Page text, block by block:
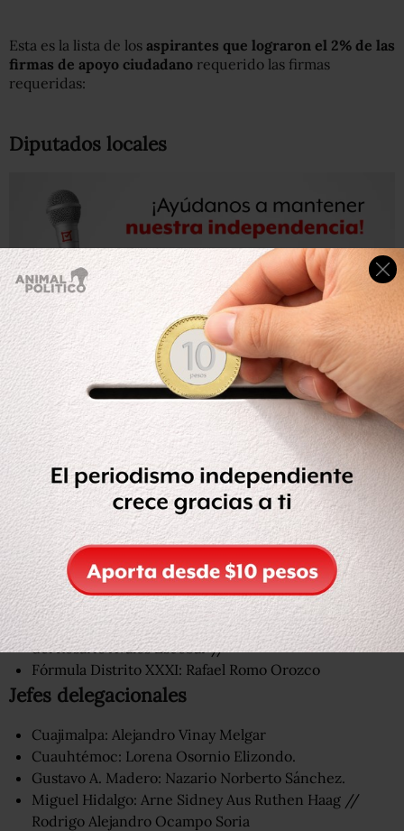
Esta es la lista de los aspirantes que lograron el 2% de las
firmas de apoyo ciudadano requerido las firmas
requeridas:
Diputados locales
Fórmula Distrito VII: Judith Barrios Bautista y Mará
Acela Moyeda Huerta.
Fórmula Distrito XXI: Efraín Morales Sánchez y Larisa
Palmira Velarde Méndez
Fórmula Distrito XXII: Edgar Adán Montero Alarcón y
María del Refugio Aguilar Simón.
Fórmula Distrito XXV: Cecilia Ayala Sánchez y Laura
Marcela Morán Moya
Fórmula Distrito XXXI: Raúl Correa Martión y María
del Rosario Ávalos Escobar //
Fórmula Distrito XXXI: Rafael Romo Orozco
Jefes delegacionales
Cuajimalpa: Alejandro Vinay Melgar
Cuauhtémoc: Lorena Osornio Elizondo.
Gustavo A. Madero: Nazario Norberto Sánchez.
Miguel Hidalgo: Arne Sidney Aus Ruthen Haag //
Rodrigo Alejandro Ocampo Soria